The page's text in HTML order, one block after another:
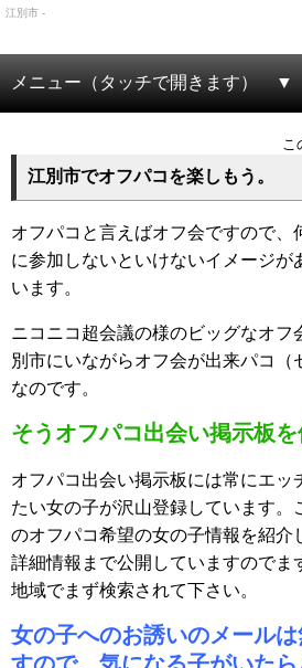
江別市 -
メニュー（タッチで開きます）
こ
江別市でオフパコを楽しもう。
オフパコと言えばオフ会ですので、
に参加しないといけないイメージが
います。
ニコニコ超会議の様のビッグなオフ
別市にいながらオフ会が出来パコ（
なのです。
そうオフパコ出会い掲示板を
オフパコ出会い掲示板には常にエッ
たい女の子が沢山登録しています。
のオフパコ希望の女の子情報を紹介
詳細情報まで公開していますのでま
地域でまず検索されて下さい。
女の子へのお誘いのメール